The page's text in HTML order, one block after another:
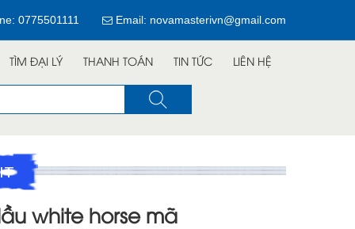
0775501111 Email: novamasterivn@gmail.com
TÌM ĐẠI LÝ THANH TOÁN TIN TỨC LIÊN HỆ
white horse mã